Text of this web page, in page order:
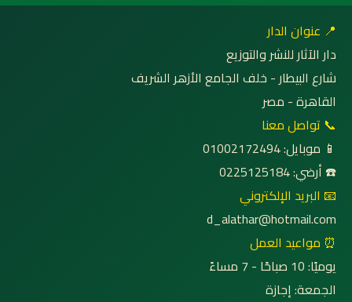
📍 عنوان الدار
دار الآثار للنشر والتوزيع
شارع البيطار - خلف الجامع الأزهر الشريف
القاهرة - مصر
📞 تواصل معنا
📱 موبايل: 01002172494
☎️ أرضي: 0225125184
📧 البريد الإلكتروني
d_alathar@hotmail.com
⏰ مواعيد العمل
يوميًا: 10 صباحًا - 7 مساءً
الجمعة: إجازة